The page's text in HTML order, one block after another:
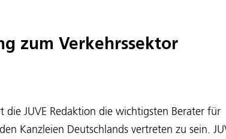
zum Verkehrssektor
die JUVE Redaktion die wichtigsten Berater für
Kanzleien Deutschlands vertreten zu sein.